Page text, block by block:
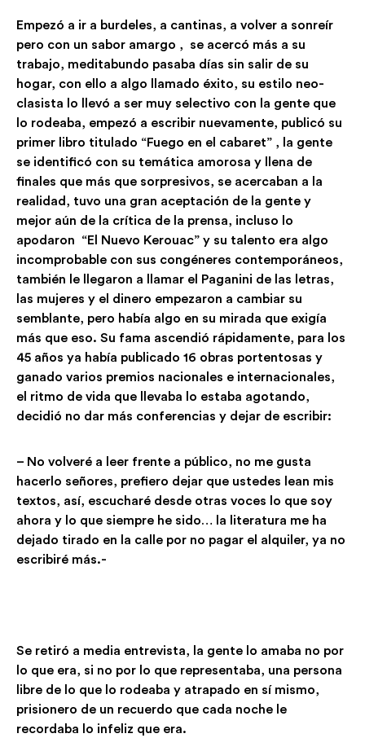
Empezó a ir a burdeles, a cantinas, a volver a sonreír
pero con un sabor amargo , se acercó más a su
trabajo, meditabundo pasaba días sin salir de su
hogar, con ello a algo llamado éxito, su estilo neo-
clasista lo llevó a ser muy selectivo con la gente que
lo rodeaba, empezó a escribir nuevamente, publicó su
primer libro titulado “Fuego en el cabaret” , la gente
se identificó con su temática amorosa y llena de
finales que más que sorpresivos, se acercaban a la
realidad, tuvo una gran aceptación de la gente y
mejor aún de la crítica de la prensa, incluso lo
apodaron “El Nuevo Kerouac” y su talento era algo
incomprobable con sus congéneres contemporáneos,
también le llegaron a llamar el Paganini de las letras,
las mujeres y el dinero empezaron a cambiar su
semblante, pero había algo en su mirada que exigía
más que eso. Su fama ascendió rápidamente, para los
45 años ya había publicado 16 obras portentosas y
ganado varios premios nacionales e internacionales,
el ritmo de vida que llevaba lo estaba agotando,
decidió no dar más conferencias y dejar de escribir:
– No volveré a leer frente a público, no me gusta
hacerlo señores, prefiero dejar que ustedes lean mis
textos, así, escucharé desde otras voces lo que soy
ahora y lo que siempre he sido… la literatura me ha
dejado tirado en la calle por no pagar el alquiler, ya no
escribiré más.-
Se retiró a media entrevista, la gente lo amaba no por
lo que era, si no por lo que representaba, una persona
libre de lo que lo rodeaba y atrapado en sí mismo,
prisionero de un recuerdo que cada noche le
recordaba lo infeliz que era.